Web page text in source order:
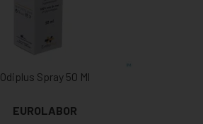
Odiplus Spray 50 Ml
EUROLABOR